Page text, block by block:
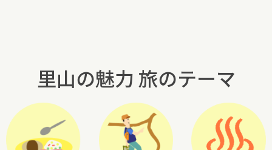
里山の魅力 旅のテーマ